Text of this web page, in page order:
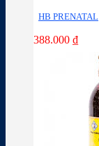
HB PRENATAL
388.000 ₫